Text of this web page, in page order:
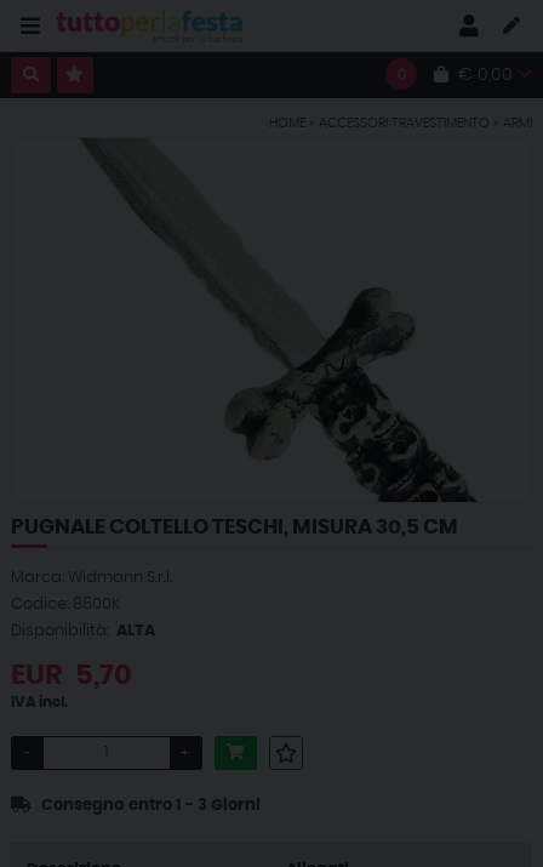
0 € 0,00
HOME ACCESSORI TRAVESTIMENTO ARMI
PUGNALE COLTELLO TESCHI, MISURA 30,5 CM
Marca: Widmann S.r.l.
Codice: 8600K
Disponibilità:
ALTA
EUR 5,70
IVA incl.
- +
Consegna entro 1 - 3 Giorni